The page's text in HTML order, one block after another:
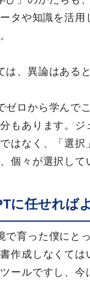
タや知識を活
は、異論はある
ゼロから学んで
もあります。
はなく、「選択
個々が選択して
に任せれば
で育った僕にと
作成しなくて
ールですし、